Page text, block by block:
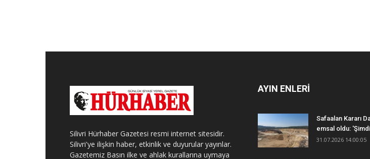
Silivri Hürhaber Gazetesi resmi internet sitesidir.
Silivri'ye ilişkin haber, etkinlik ve duyurular yayınlar.
Gazetemiz Basın ilke ve ahlak kurallarına uymaya
AYIN ENLERİ
Safaalan Kararı
emsal oldu:
31.07.2026 14:00:05